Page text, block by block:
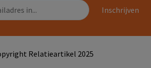
Relatieartikel 2025